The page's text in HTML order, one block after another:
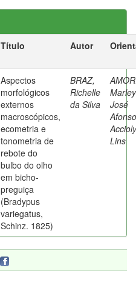
Título Autor
Aspectos
morfológicos
externos
macroscópicos,
ecometria e
tonometria de
rebote do
bulbo do olho
em bicho-
preguiça
(Bradypus
variegatus,
Schinz. 1825)
BRAZ,
Richelle
da Silva
José
Afonso
Accioly
Lins